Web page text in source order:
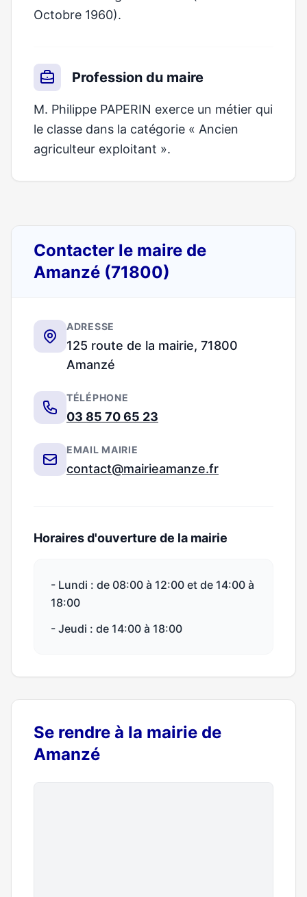
Octobre 1960).
Profession du maire
M. Philippe PAPERIN exerce un métier qui
le classe dans la catégorie « Ancien
agriculteur exploitant ».
Contacter le maire de
Amanzé (71800)
ADRESSE
125 route de la mairie, 71800
Amanzé
TÉLÉPHONE
03 85 70 65 23
EMAIL MAIRIE
contact@mairieamanze.fr
Horaires d'ouverture de la mairie
- Lundi : de 08:00 à 12:00 et de 14:00 à
18:00
- Jeudi : de 14:00 à 18:00
Se rendre à la mairie de
Amanzé